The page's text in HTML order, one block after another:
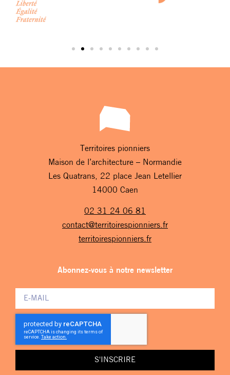
Territoires pionniers
Maison de l’architecture – Normandie
Les Quatrans, 22 place Jean Letellier
14000 Caen
02 31 24 06 81
contact@territoirespionniers.fr
territoirespionniers.fr
Abonnez-vous à notre newsletter
S'INSCRIRE